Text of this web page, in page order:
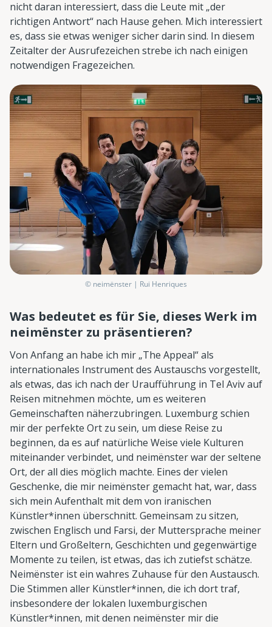
nicht daran interessiert, dass die Leute mit „der
richtigen Antwort“ nach Hause gehen. Mich interessiert
es, dass sie etwas weniger sicher darin sind. In diesem
Zeitalter der Ausrufezeichen strebe ich nach einigen
notwendigen Fragezeichen.
© neimënster | Rui Henriques
Was bedeutet es für Sie, dieses Werk im
neimënster zu präsentieren?
Von Anfang an habe ich mir „The Appeal“ als
internationales Instrument des Austauschs vorgestellt,
als etwas, das ich nach der Uraufführung in Tel Aviv auf
Reisen mitnehmen möchte, um es weiteren
Gemeinschaften näherzubringen. Luxemburg schien
mir der perfekte Ort zu sein, um diese Reise zu
beginnen, da es auf natürliche Weise viele Kulturen
miteinander verbindet, und neimënster war der seltene
Ort, der all dies möglich machte. Eines der vielen
Geschenke, die mir neimënster gemacht hat, war, dass
sich mein Aufenthalt mit dem von iranischen
Künstler*innen überschnitt. Gemeinsam zu sitzen,
zwischen Englisch und Farsi, der Muttersprache meiner
Eltern und Großeltern, Geschichten und gegenwärtige
Momente zu teilen, ist etwas, das ich zutiefst schätze.
Neimënster ist ein wahres Zuhause für den Austausch.
Die Stimmen aller Künstler*innen, die ich dort traf,
insbesondere der lokalen luxemburgischen
Künstler*innen, mit denen neimënster mir die